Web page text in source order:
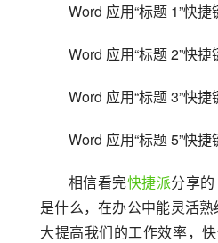
Word 应用“标题 1”快
Word 应用“标题 2”快
Word 应用“标题 3”快
Word 应用“标题 5”快
相信看完快捷派分享
是什么，在办公中能灵活
大提高我们的工作效率，